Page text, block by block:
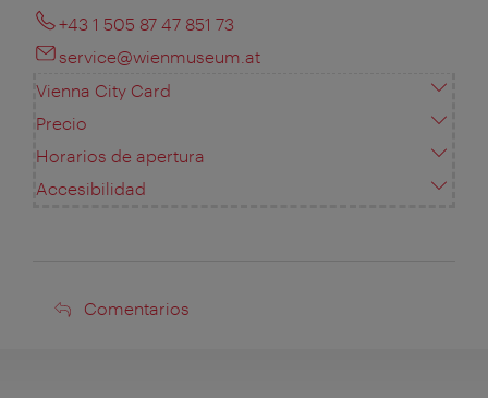
+43 1 505 87 47 851 73
service@wienmuseum.at
Vienna City Card
Precio
Horarios de apertura
Accesibilidad
Comentarios
Comentarios